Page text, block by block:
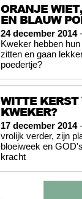
ORANJE
EN BLAUW
24 december 2014-
Kweker hebben
zitten en gaan
poedertje?
WITTE KERST
KWEKER?
17 december 2014-
vrolijk verder, zijn
bloeiweek en
kracht